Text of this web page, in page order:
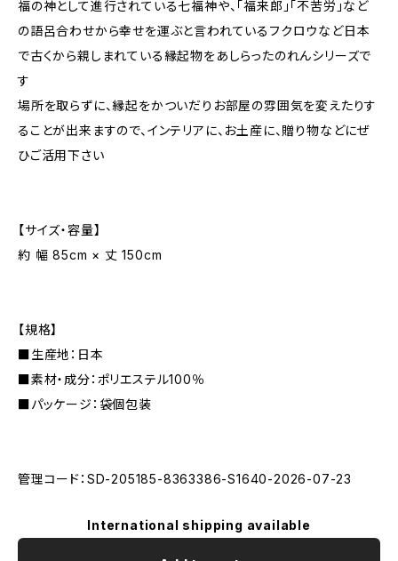
福の神として進行されている七福神や、「福来郎」「不苦労」など
の語呂合わせから幸せを運ぶと言われているフクロウなど日本
で古くから親しまれている縁起物をあしらったのれんシリーズで
す
場所を取らずに、縁起をかついだりお部屋の雰囲気を変えたりす
ることが出来ますので、インテリアに、お土産に、贈り物などにぜ
ひご活用下さい
【サイズ・容量】
約 幅 85cm × 丈 150cm
【規格】
■生産地：日本
■素材・成分：ポリエステル100％
■パッケージ：袋個包装
管理コード：SD-205185-8363386-S1640-2026-07-23
International shipping available